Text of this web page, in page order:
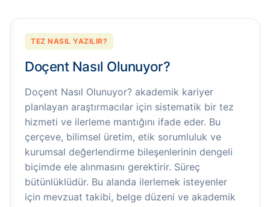
TEZ NASIL YAZILIR?
Doçent Nasıl Olunuyor?
Doçent Nasıl Olunuyor? akademik kariyer
planlayan araştırmacılar için sistematik bir tez
hizmeti ve ilerleme mantığını ifade eder. Bu
çerçeve, bilimsel üretim, etik sorumluluk ve
kurumsal değerlendirme bileşenlerinin dengeli
biçimde ele alınmasını gerektirir. Süreç
bütünlüklüdür. Bu alanda ilerlemek isteyenler
için mevzuat takibi, belge düzeni ve akademik